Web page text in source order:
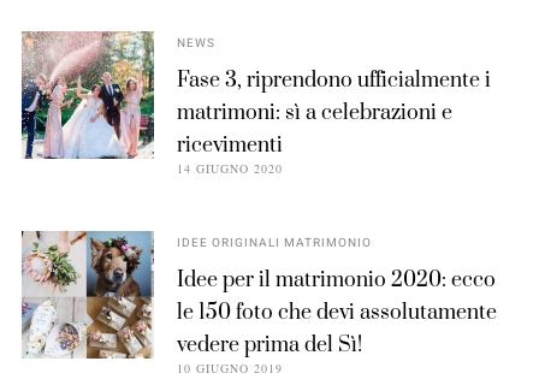
NEWS
Fase 3, riprendono ufficialmente i
matrimoni: sì a celebrazioni e
ricevimenti
14 GIUGNO 2020
IDEE ORIGINALI MATRIMONIO
Idee per il matrimonio 2020: ecco
le 150 foto che devi assolutamente
vedere prima del Sì!
10 GIUGNO 2019